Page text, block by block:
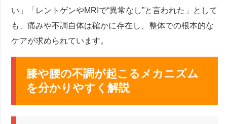
い」「レントゲンやMRIで“異常なし”と言われた」として
も、痛みや不調自体は確かに存在し、整体での根本的な
ケアが求められています。
膝や腰の不調が起こるメカニズム
を分かりやすく解説